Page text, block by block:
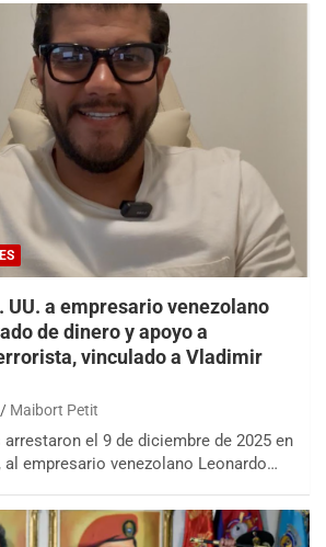
UU. a empresario venezolano
de dinero y apoyo a
vinculado a Vladimir
Maibort Petit
el 9 de diciembre de 2025 en
al empresario venezolano Leonardo…